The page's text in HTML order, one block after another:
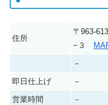
住所
〒963-
−３
－
即日仕上げ
－
営業時間
－